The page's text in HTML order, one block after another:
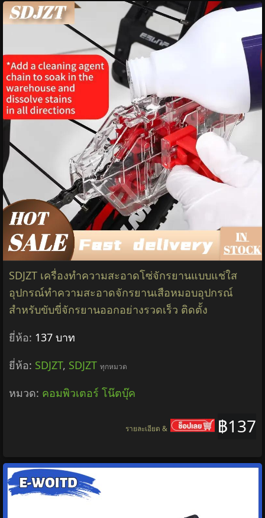
SDJZT เครื่องทำความสะอาดโซ่จักรยานแบบแช่ใส
อุปกรณ์ทำความสะอาดจักรยานเสือหมอบอุปกรณ์
สำหรับขับขี่จักรยานออกอย่างรวดเร็ว ติดตั้ง
ยี่ห้อ: 137 บาท
ยี่ห้อ: SDJZT, SDJZT ทุกหมวด
หมวด: คอมพิวเตอร์ โน๊ตบุ๊ค
฿137
รายละเอียด &